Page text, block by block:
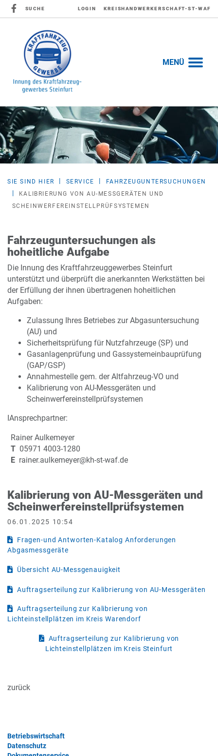
SUCHE LOGIN KREISHANDWERKERSCHAFT-ST-WAF
MENÜ
SIE SIND HIER SERVICE
FAHRZEUGUNTERSUCHUNGEN
KALIBRIERUNG VON AU-MESSGERÄTEN UND
SCHEINWERFEREINSTELLPRÜFSYSTEMEN
Fahrzeuguntersuchungen als
hoheitliche Aufgabe
Die Innung des Kraftfahrzeuggewerbes Steinfurt
unterstützt und überprüft die anerkannten Werkstätten bei
der Erfüllung der ihnen übertragenen hoheitlichen
Aufgaben:
Zulassung Ihres Betriebes zur Abgasuntersuchung
(AU) und
Sicherheitsprüfung für Nutzfahrzeuge (SP) und
Gasanlagenprüfung und Gassystemeinbauprüfung
(GAP/GSP)
Annahmestelle gem. der Altfahrzeug-VO und
Kalibrierung von AU-Messgeräten und
Scheinwerfereinstellprüfsystemen
IAnsprechpartner:
Rainer Aulkemeyer
T 05971 4003-1280
E rainer.aulkemeyer@kh-st-waf.de
Kalibrierung von AU-Messgeräten und
Scheinwerfereinstellprüfsystemen
06.01.2025 10:54
Fragen-und Antworten-Katalog Anforderungen
Abgasmessgeräte
Übersicht AU-Messgenauigkeit
Auftragserteilung zur Kalibrierung von AU-Messgeräten
Auftragserteilung zur Kalibrierung von
Lichteinstellplätzen im Kreis Warendorf
Auftragserteilung zur Kalibrierung von
Lichteinstellplätzen im Kreis Steinfurt
zurück
Betriebswirtschaft
Datenschutz